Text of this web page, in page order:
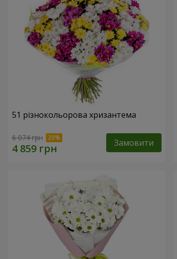
51 різнокольорова хризантема
6 074 грн Замовити